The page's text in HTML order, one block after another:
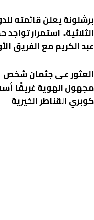
برشلونة يعلن قائمته
الثلاثية.. استمرار تواجد
عبد الكريم مع الفريق
العثور على جثمان شخص
مجهول الهوية غريقًا
كوبري القناطر الخيرية